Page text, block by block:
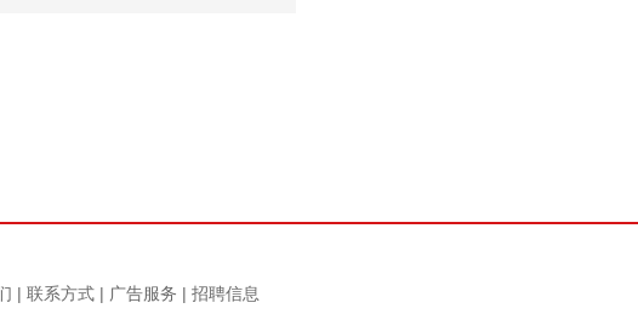
| 联系方式 | 广告服务 | 招聘信息